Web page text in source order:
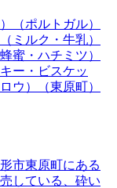
（ポルトガル）
ミルク・牛乳）
蜜・ハチミツ）
ー・ビスケッ
ウ）（東原町）
市東原町にある
している、砕い